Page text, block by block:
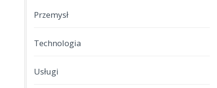
Przemysł
Technologia
Usługi